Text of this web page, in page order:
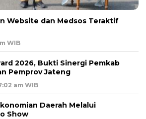
Website dan Medsos Teraktif
WIB
2026, Bukti Sinergi Pemkab
Pemprov Jateng
am WIB
Daerah Melalui
Show